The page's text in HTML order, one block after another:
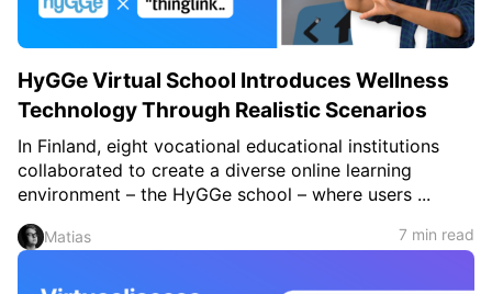
HyGGe Virtual School Introduces Wellness
Technology Through Realistic Scenarios
In Finland, eight vocational educational institutions
collaborated to create a diverse online learning
environment – the HyGGe school – where users ...
Matias 7 min read